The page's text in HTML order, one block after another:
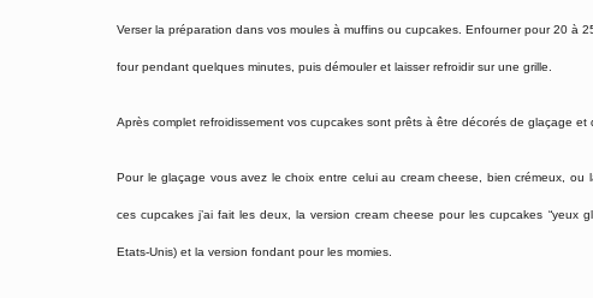
Verser la préparation dans vos moules à muffins ou cupcakes. Enfourner pour 20 à
four pendant quelques minutes, puis démouler et laisser refroidir sur une grille.
Après complet refroidissement vos cupcakes sont prêts à être décorés de glaçage et
Pour le glaçage vous avez le choix entre celui au cream cheese, bien crémeux,
ces cupcakes j’ai fait les deux, la version cream cheese pour les cupcakes
Etats-Unis) et la version fondant pour les momies.